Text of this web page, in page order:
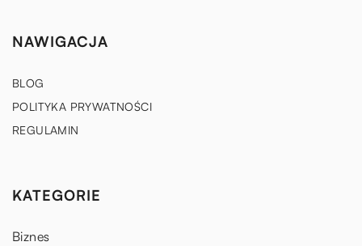
NAWIGACJA
BLOG
POLITYKA PRYWATNOŚCI
REGULAMIN
KATEGORIE
Biznes